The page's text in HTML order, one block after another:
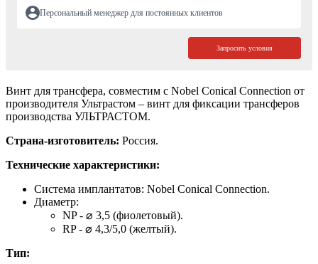
Персональный менеджер для постоянных клиентов
Запросить условия
Винт для трансфера, совместим с Nobel Conical Connection от
производителя Ультрастом – винт для фиксации трансферов
производства УЛЬТРАСТОМ.
Страна-изготовитель: Россия.
Технические характеристики:
Система имплантатов: Nobel Conical Connection.
Диаметр:
NP - ⌀ 3,5 (фиолетовый).
RP - ⌀ 4,3/5,0 (желтый).
Тип: